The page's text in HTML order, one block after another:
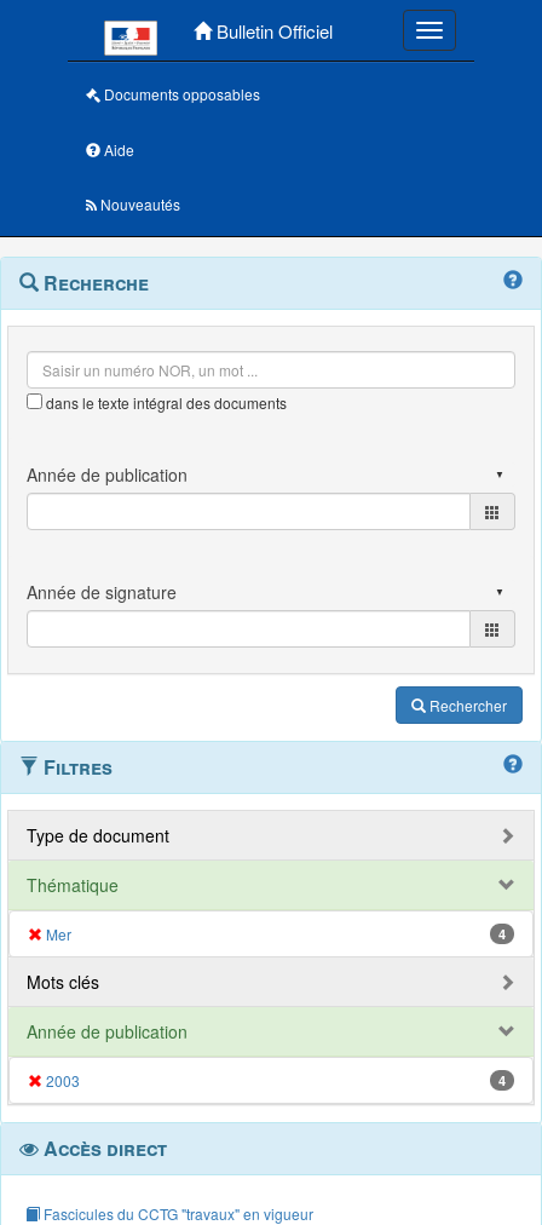
Bulletin Officiel Toggle
Documents opposables
Aide
Nouveautés
Navigation
outils
Menu
contextuel
Recherche
dans le texte intégral des documents
Rechercher
Filtres
Type de document
Thématique
Mer 4
Mots clés
Année de publication
2003 4
Accès direct
Fascicules du CCTG "travaux" en vigueur